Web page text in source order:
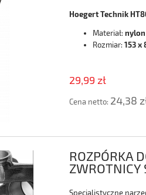
Hoegert Technik
Materiał: nylon
Rozmiar: 153 x
29,99 zł
Cena netto: 24,38
ROZPÓRKA
ZWROTNICY
Specjalistyczne